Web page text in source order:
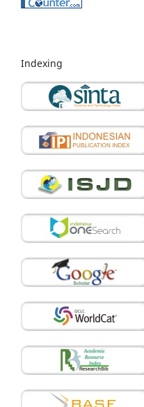
Indexing